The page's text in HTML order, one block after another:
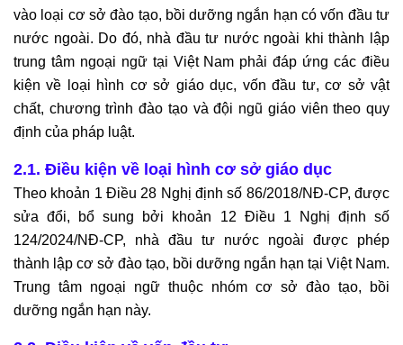
vào loại cơ sở đào tạo, bồi dưỡng ngắn hạn có vốn đầu tư
nước ngoài. Do đó, nhà đầu tư nước ngoài khi thành lập
trung tâm ngoại ngữ tại Việt Nam phải đáp ứng các điều
kiện về loại hình cơ sở giáo dục, vốn đầu tư, cơ sở vật
chất, chương trình đào tạo và đội ngũ giáo viên theo quy
định của pháp luật.
2.1. Điều kiện về loại hình cơ sở giáo dục
Theo khoản 1 Điều 28 Nghị định số 86/2018/NĐ-CP, được
sửa đổi, bổ sung bởi khoản 12 Điều 1 Nghị định số
124/2024/NĐ-CP, nhà đầu tư nước ngoài được phép
thành lập cơ sở đào tạo, bồi dưỡng ngắn hạn tại Việt Nam.
Trung tâm ngoại ngữ thuộc nhóm cơ sở đào tạo, bồi
dưỡng ngắn hạn này.